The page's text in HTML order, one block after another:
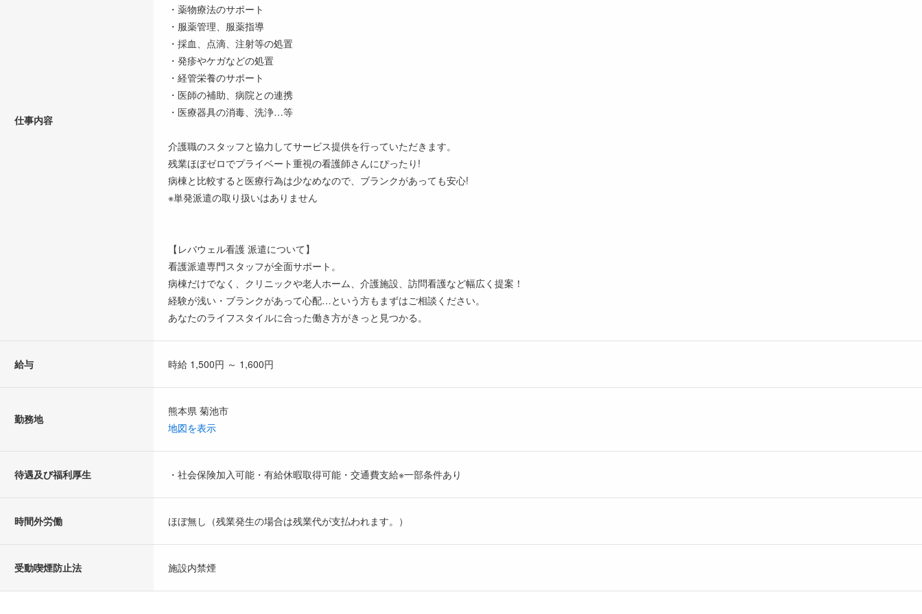
仕事内容
・薬物療法のサポート
・服薬管理、服薬指導
・採血、点滴、注射等の処置
・発疹やケガなどの処置
・経管栄養のサポート
・医師の補助、病院との連携
・医療器具の消毒、洗浄…等
介護職のスタッフと協力してサービス提供を行っていただきます。
残業ほぼゼロでプライベート重視の看護師さんにぴったり!
病棟と比較すると医療行為は少なめなので、ブランクがあっても安心!
※単発派遣の取り扱いはありません
【レバウェル看護 派遣について】
看護派遣専門スタッフが全面サポート。
病棟だけでなく、クリニックや老人ホーム、介護施設、訪問看護など幅広く提案！
経験が浅い・ブランクがあって心配…という方もまずはご相談ください。
あなたのライフスタイルに合った働き方がきっと見つかる。
給与 時給 1,500円 ～ 1,600円
勤務地
熊本県 菊池市
地図を表示
待遇及び福利厚生 ・社会保険加入可能・有給休暇取得可能・交通費支給※一部条件あり
時間外労働 ほぼ無し（残業発生の場合は残業代が支払われます。）
受動喫煙防止法 施設内禁煙